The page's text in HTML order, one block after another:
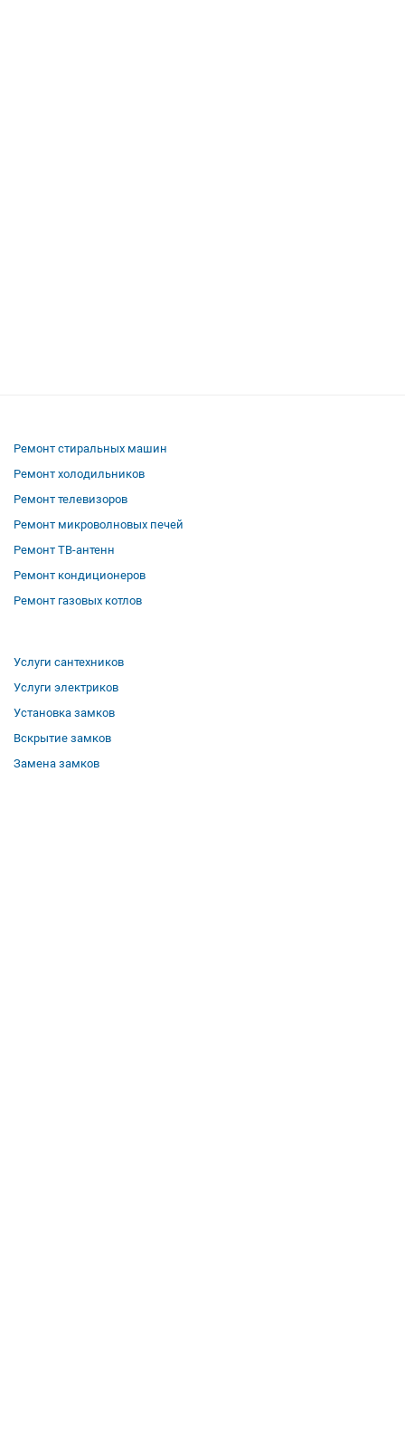
Ремонт стиральных машин
Ремонт холодильников
Ремонт телевизоров
Ремонт микроволновых печей
Ремонт ТВ-антенн
Ремонт кондиционеров
Ремонт газовых котлов
Услуги сантехников
Услуги электриков
Установка замков
Вскрытие замков
Замена замков